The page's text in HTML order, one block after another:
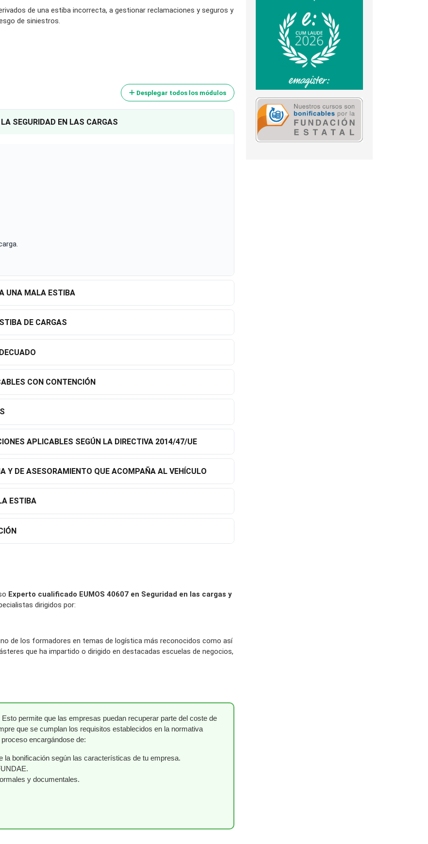
de una estiba incorrecta, a gestionar reclamaciones y seguros y
de siniestros.
Desplegar todos los módulos
SEGURIDAD EN LAS CARGAS
UNA MALA ESTIBA
DE CARGAS
CON CONTENCIÓN
APLICABLES SEGÚN LA DIRECTIVA 2014/47/UE
Y DE ASESORAMIENTO QUE ACOMPAÑA AL VEHÍCULO
ESTIBA
Experto cualificado EUMOS 40607 en Seguridad en las cargas y
dirigidos por:
de los formadores en temas de logística más reconocidos como así
que ha impartido o dirigido en destacadas escuelas de negocios,
Esto permite que las empresas puedan recuperar parte del coste de
que se cumplan los requisitos establecidos en la normativa
encargándose de:
bonificación según las características de tu empresa.
y documentales.